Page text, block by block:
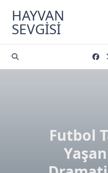
content
HAYVAN
SEVGISI
Futbol